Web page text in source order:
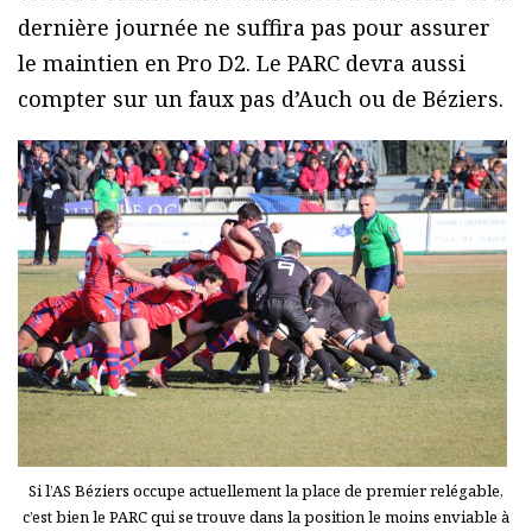
dernière journée ne suffira pas pour assurer
le maintien en Pro D2. Le PARC devra aussi
compter sur un faux pas d’Auch ou de Béziers.
Si l’AS Béziers occupe actuellement la place de premier relégable,
c’est bien le PARC qui se trouve dans la position le moins enviable à